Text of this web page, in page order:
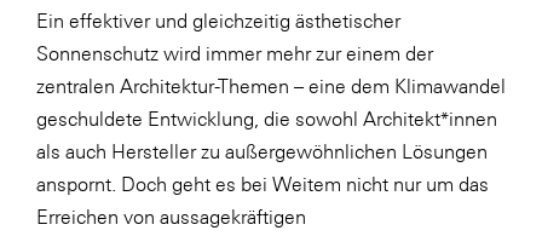
Ein effektiver und gleichzeitig ästhetischer
Sonnenschutz wird immer mehr zur einem der
zentralen Architektur-Themen – eine dem Klimawandel
geschuldete Entwicklung, die sowohl Architekt*innen
als auch Hersteller zu außergewöhnlichen Lösungen
anspornt. Doch geht es bei Weitem nicht nur um das
Erreichen von aussagekräftigen